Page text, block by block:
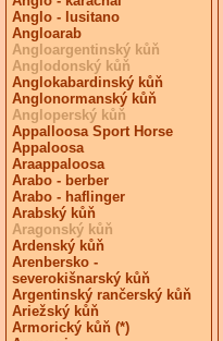
Anglo - lusitano
Angloarab
Angloargentinský kůň
Anglodonský kůň
Anglokabardinský kůň
Anglonormanský kůň
Angloperský kůň
Appalloosa Sport Horse
Appaloosa
Araappaloosa
Arabo - berber
Arabo - haflinger
Arabský kůň
Aragonský kůň
Ardenský kůň
Arenbersko -
severokišnarský kůň
Argentinský rančerský kůň
Ariežský kůň
Armorický kůň (*)